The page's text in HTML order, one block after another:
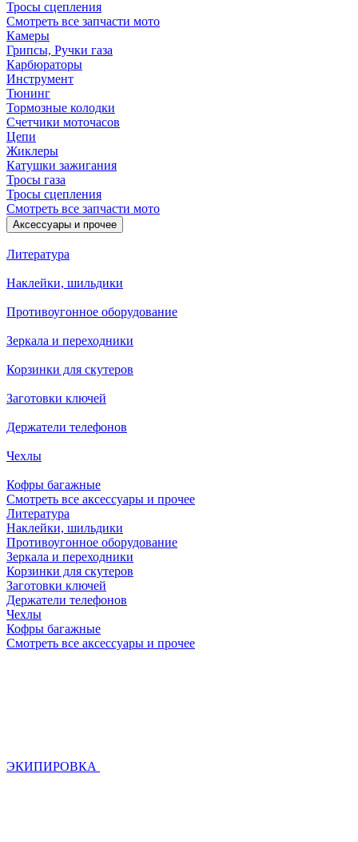
Тросы сцепления
Смотреть все запчасти мото
Камеры
Грипсы, Ручки газа
Карбюраторы
Инструмент
Тюнинг
Тормозные колодки
Счетчики моточасов
Цепи
Жиклеры
Катушки зажигания
Тросы газа
Тросы сцепления
Смотреть все запчасти мото
Аксессуары и прочее
Литература
Наклейки, шильдики
Противоугонное оборудование
Зеркала и переходники
Корзинки для скутеров
Заготовки ключей
Держатели телефонов
Чехлы
Кофры багажные
Смотреть все аксессуары и прочее
Литература
Наклейки, шильдики
Противоугонное оборудование
Зеркала и переходники
Корзинки для скутеров
Заготовки ключей
Держатели телефонов
Чехлы
Кофры багажные
Смотреть все аксессуары и прочее
ЭКИПИРОВКА